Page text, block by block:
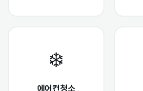
❄️
에어컨청소